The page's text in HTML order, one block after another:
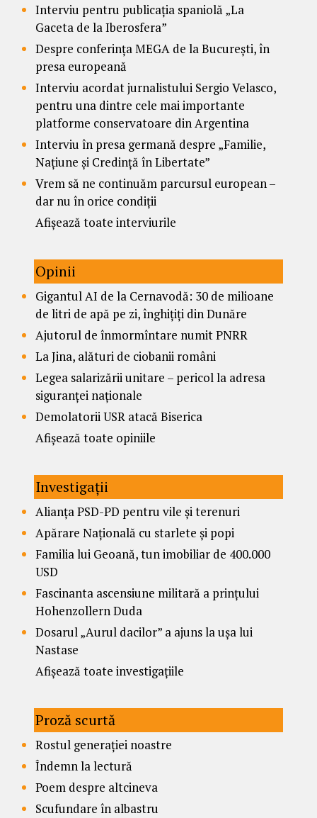
Interviu pentru publicația spaniolă „La
Gaceta de la Iberosfera”
Despre conferința MEGA de la București, în
presa europeană
Interviu acordat jurnalistului Sergio Velasco,
pentru una dintre cele mai importante
platforme conservatoare din Argentina
Interviu în presa germană despre „Familie,
Națiune și Credință în Libertate”
Vrem să ne continuăm parcursul european –
dar nu în orice condiții
Afișează toate interviurile
Opinii
Gigantul AI de la Cernavodă: 30 de milioane
de litri de apă pe zi, înghițiți din Dunăre
Ajutorul de înmormîntare numit PNRR
La Jina, alături de ciobanii români
Legea salarizării unitare – pericol la adresa
siguranței naționale
Demolatorii USR atacă Biserica
Afișează toate opiniile
Investigații
Alianța PSD-PD pentru vile și terenuri
Apărare Națională cu starlete și popi
Familia lui Geoană, tun imobiliar de 400.000
USD
Fascinanta ascensiune militară a prințului
Hohenzollern Duda
Dosarul „Aurul dacilor” a ajuns la ușa lui
Nastase
Afișează toate investigațiile
Proză scurtă
Rostul generației noastre
Îndemn la lectură
Poem despre altcineva
Scufundare în albastru